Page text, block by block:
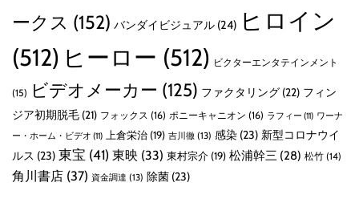
ークス (152) バンダイビジュアル (24) ヒロイン
(512) ヒーロー (512) ビクターエンタテインメント
(15) ビデオメーカー (125) ファクタリング (22) フィン
ジア初期脱毛 (21) フォックス (16) ポニーキャニオン (16) ラフィー (11) ワーナ
ー・ホーム・ビデオ (11) 上倉栄治 (19) 吉川徹 (13) 感染 (23) 新型コロナウイ
ルス (23) 東宝 (41) 東映 (33) 東村宗介 (19) 松浦幹三 (28) 松竹 (14)
角川書店 (37) 資金調達 (13) 除菌 (23)